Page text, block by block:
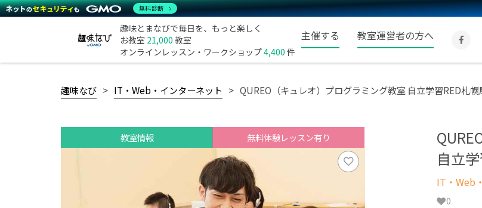
趣味とまなびで毎日を、もっと楽しく
お教室 21,000 教室
オンラインレッスン・ワークショップ4,400 件
主催する 教室運営者の方へ
趣味なび IT・Web・インターネット QUREO（キュレオ）プログラミング教室 自立学習RED札幌
教室情報 無料体験レッスン有り
自立
IT・Web
0
無料診断